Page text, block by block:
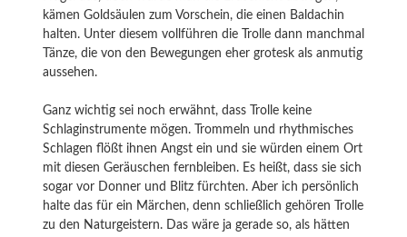
kämen Goldsäulen zum Vorschein, die einen Baldachin
halten. Unter diesem vollführen die Trolle dann manchmal
Tänze, die von den Bewegungen eher grotesk als anmutig
aussehen.
Ganz wichtig sei noch erwähnt, dass Trolle keine
Schlaginstrumente mögen. Trommeln und rhythmisches
Schlagen flößt ihnen Angst ein und sie würden einem Ort
mit diesen Geräuschen fernbleiben. Es heißt, dass sie sich
sogar vor Donner und Blitz fürchten. Aber ich persönlich
halte das für ein Märchen, denn schließlich gehören Trolle
zu den Naturgeistern. Das wäre ja gerade so, als hätten